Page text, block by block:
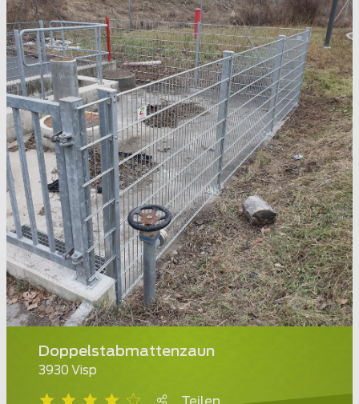
Doppelstabmattenzaun
3930 Visp